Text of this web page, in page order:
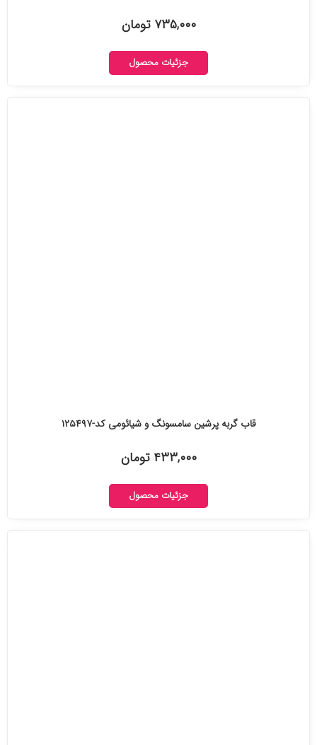
۷۳۵,۰۰۰ تومان
جزئیات محصول
قاب گربه پرشین سامسونگ و شیائومی کد-۱۲۵۴۹۷
۴۳۳,۰۰۰ تومان
جزئیات محصول